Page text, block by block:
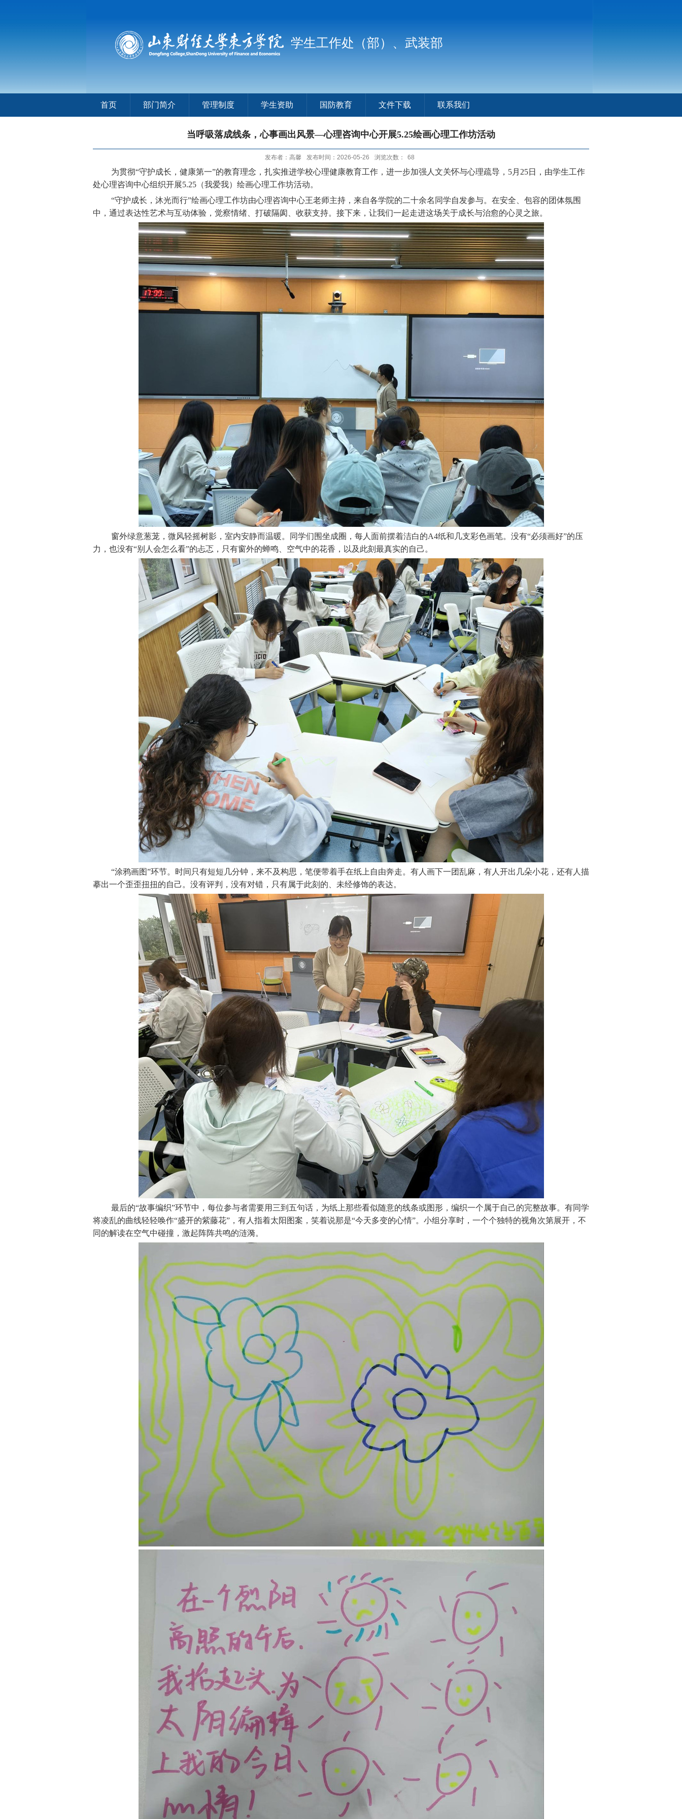
学生工作处（部）、武装部
首页 部门简介 管理制度 学生资助 国防教育 文件下载 联系我们
当呼吸落成线条，心事画出风景—心理咨询中心开展5.25绘画心理工作坊活动
发布者：高馨 发布时间：2026-05-26 浏览次数： 68
为贯彻“守护成长，健康第一”的教育理念，扎实推进学校心理健康教育工作，进一步加强人文关怀与心理疏导，5月25日，由学生工作
处心理咨询中心组织开展5.25（我爱我）绘画心理工作坊活动。
“守护成长，沐光而行”绘画心理工作坊由心理咨询中心王老师主持，来自各学院的二十余名同学自发参与。在安全、包容的团体氛围
中，通过表达性艺术与互动体验，觉察情绪、打破隔阂、收获支持。接下来，让我们一起走进这场关于成长与治愈的心灵之旅。
窗外绿意葱茏，微风轻摇树影，室内安静而温暖。同学们围坐成圈，每人面前摆着洁白的A4纸和几支彩色画笔。没有“必须画好”的压
力，也没有“别人会怎么看”的忐忑，只有窗外的蝉鸣、空气中的花香，以及此刻最真实的自己。
“涂鸦画图”环节。时间只有短短几分钟，来不及构思，笔便带着手在纸上自由奔走。有人画下一团乱麻，有人开出几朵小花，还有人描
摹出一个歪歪扭扭的自己。没有评判，没有对错，只有属于此刻的、未经修饰的表达。
最后的“故事编织”环节中，每位参与者需要用三到五句话，为纸上那些看似随意的线条或图形，编织一个属于自己的完整故事。有同学
将凌乱的曲线轻轻唤作“盛开的紫藤花”，有人指着太阳图案，笑着说那是“今天多变的心情”。小组分享时，一个个独特的视角次第展开，不
同的解读在空气中碰撞，激起阵阵共鸣的涟漪。